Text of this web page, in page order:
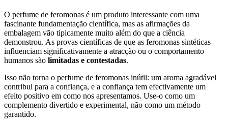
O perfume de feromonas é um produto interessante com uma
fascinante fundamentação científica, mas as afirmações da
embalagem vão tipicamente muito além do que a ciência
demonstrou. As provas científicas de que as feromonas sintéticas
influenciam significativamente a atracção ou o comportamento
humanos são limitadas e contestadas.
Isso não torna o perfume de feromonas inútil: um aroma agradável
contribui para a confiança, e a confiança tem efectivamente um
efeito positivo em como nos apresentamos. Use-o como um
complemento divertido e experimental, não como um método
garantido.